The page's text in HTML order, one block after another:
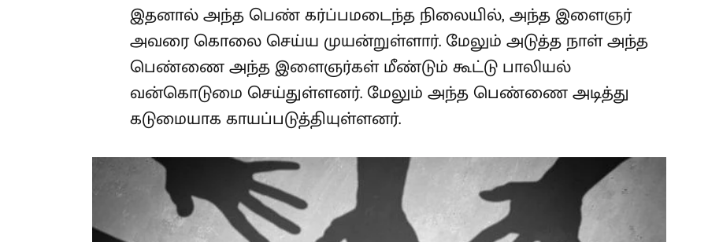
இதனால் அந்த பெண் கர்ப்பமடைந்த நிலையில், அந்த இளைஞர்
அவரை கொலை செய்ய முயன்றுள்ளார். மேலும் அடுத்த நாள் அந்த
பெண்ணை அந்த இளைஞர்கள் மீண்டும் கூட்டு பாலியல்
வன்கொடுமை செய்துள்ளனர். மேலும் அந்த பெண்ணை அடித்து
கடுமையாக காயப்படுத்தியுள்ளனர்.